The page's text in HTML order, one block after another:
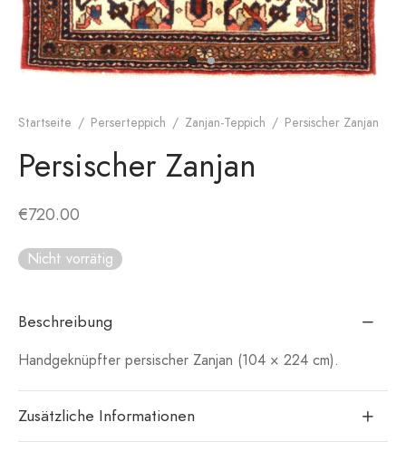
Startseite / Perserteppich / Zanjan-Teppich / Persischer Zanjan
Persischer Zanjan
€720.00
Nicht vorrätig
Beschreibung
Handgeknüpfter persischer Zanjan (104 × 224 cm).
Zusätzliche Informationen